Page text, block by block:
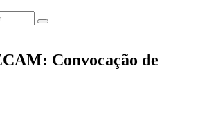
Convocação de